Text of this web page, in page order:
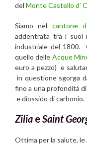
del Monte Castello d’
Siamo nel cantone
addentrata tra i suoi
industriale del 1800.
quello delle Acque
euro a pezzo) e
in questione sgorga
fino a una profondità
e diossido di carbonio.
Zilia eSaint
Ottima per la salute, le